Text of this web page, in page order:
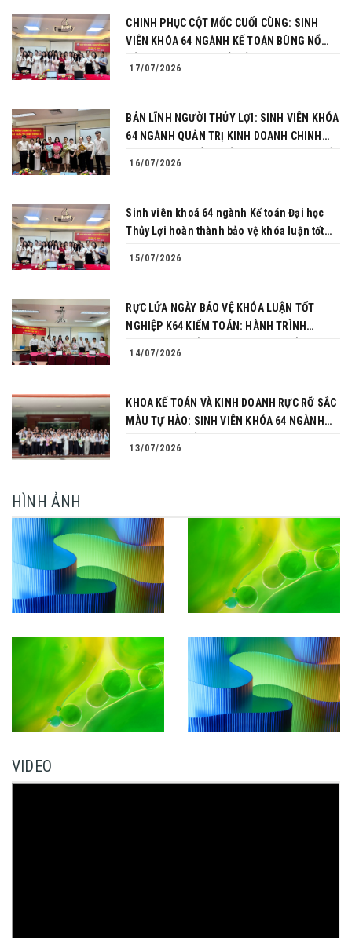
CHINH PHỤC CỘT MỐC CUỐI CÙNG: SINH
VIÊN KHÓA 64 NGÀNH KẾ TOÁN BÙNG NỔ
17/07/2026
BẢN LĨNH NGƯỜI THỦY LỢI: SINH VIÊN KHÓA
64 NGÀNH QUẢN TRỊ KINH DOANH CHINH
16/07/2026
Sinh viên khoá 64 ngành Kế toán Đại học
Thủy Lợi hoàn thành bảo vệ khóa luận tốt
15/07/2026
RỰC LỬA NGÀY BẢO VỆ KHÓA LUẬN TỐT
NGHIỆP K64 KIỂM TOÁN: HÀNH TRÌNH
14/07/2026
KHOA KẾ TOÁN VÀ KINH DOANH RỰC RỠ SẮC
MÀU TỰ HÀO: SINH VIÊN KHÓA 64 NGÀNH
13/07/2026
HÌNH ẢNH
VIDEO